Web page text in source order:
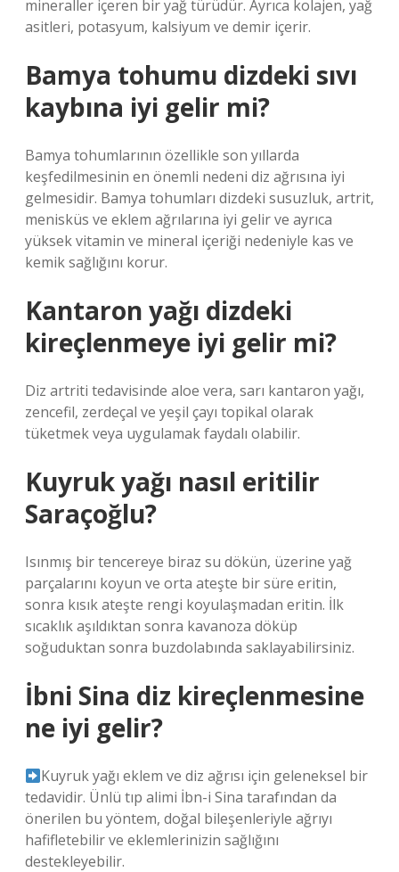
mineraller içeren bir yağ türüdür. Ayrıca kolajen, yağ
asitleri, potasyum, kalsiyum ve demir içerir.
Bamya tohumu dizdeki sıvı
kaybına iyi gelir mi?
Bamya tohumlarının özellikle son yıllarda
keşfedilmesinin en önemli nedeni diz ağrısına iyi
gelmesidir. Bamya tohumları dizdeki susuzluk, artrit,
menisküs ve eklem ağrılarına iyi gelir ve ayrıca
yüksek vitamin ve mineral içeriği nedeniyle kas ve
kemik sağlığını korur.
Kantaron yağı dizdeki
kireçlenmeye iyi gelir mi?
Diz artriti tedavisinde aloe vera, sarı kantaron yağı,
zencefil, zerdeçal ve yeşil çayı topikal olarak
tüketmek veya uygulamak faydalı olabilir.
Kuyruk yağı nasıl eritilir
Saraçoğlu?
Isınmış bir tencereye biraz su dökün, üzerine yağ
parçalarını koyun ve orta ateşte bir süre eritin,
sonra kısık ateşte rengi koyulaşmadan eritin. İlk
sıcaklık aşıldıktan sonra kavanoza döküp
soğuduktan sonra buzdolabında saklayabilirsiniz.
İbni Sina diz kireçlenmesine
ne iyi gelir?
Kuyruk yağı eklem ve diz ağrısı için geleneksel bir
tedavidir. Ünlü tıp alimi İbn-i Sina tarafından da
önerilen bu yöntem, doğal bileşenleriyle ağrıyı
hafifletebilir ve eklemlerinizin sağlığını
destekleyebilir.